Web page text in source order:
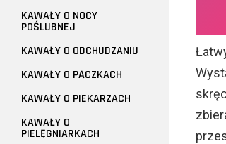
KAWAŁY O NOCY
POŚLUBNEJ
KAWAŁY O ODCHUDZANIU
KAWAŁY O PĄCZKACH
KAWAŁY O PIEKARZACH
KAWAŁY O
PIELĘGNIARKACH